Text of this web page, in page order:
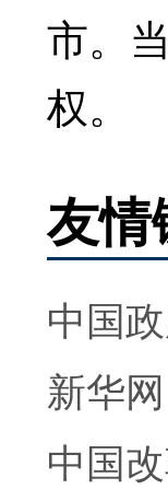
市。
权。
友情
中国
新华网
中国